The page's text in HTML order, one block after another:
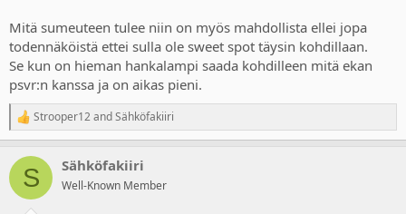
Mitä sumeuteen tulee niin on myös mahdollista ellei jopa
todennäköistä ettei sulla ole sweet spot täysin kohdillaan.
Se kun on hieman hankalampi saada kohdilleen mitä ekan
psvr:n kanssa ja on aikas pieni.
R
e
c
i
Strooper12andSähköfakiiri
S Sähköfakiiri
Well-Known Member